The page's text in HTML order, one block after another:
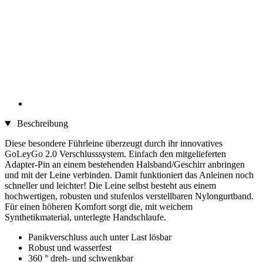
Beschreibung
Diese besondere Führleine überzeugt durch ihr innovatives
GoLeyGo 2.0 Verschlusssystem. Einfach den mitgelieferten
Adapter-Pin an einem bestehenden Halsband/Geschirr anbringen
und mit der Leine verbinden. Damit funktioniert das Anleinen noch
schneller und leichter! Die Leine selbst besteht aus einem
hochwertigen, robusten und stufenlos verstellbaren Nylongurtband.
Für einen höheren Komfort sorgt die, mit weichem
Synthetikmaterial, unterlegte Handschlaufe.
Panikverschluss auch unter Last lösbar
Robust und wasserfest
360 ° dreh- und schwenkbar